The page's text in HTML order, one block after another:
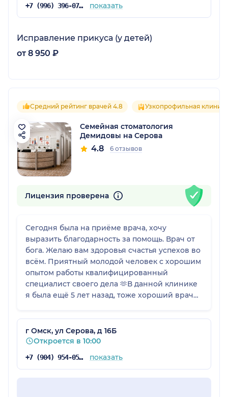
+7 (996) 396-07-37 показать
Исправление прикуса (у детей)
от 8 950 ₽
Средний рейтинг врачей 4.8 Узкопрофильная клиника
Семейная стоматология
Демидовы на Серова
4.8 6 отзывов
Лицензия проверена
Сегодня была на приёме врача, хочу
выразить благодарность за помощь. Врач от
бога. Желаю вам здоровья счастья успехов во
всём. Приятный молодой человек с хорошим
опытом работы квалифицированный
специалист своего дела 🫶В данной клинике
я была ещё 5 лет назад, тоже хороший врач
клиника отличная персонал вежливый
рекомендую. Спасибо вам Дорогой человек.
г Омск, ул Серова, д 16Б
Откроется в 10:00
+7 (904) 954-05-49 показать